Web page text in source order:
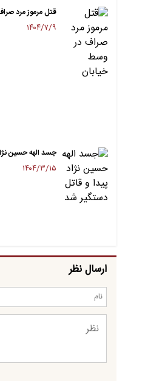
قتل مرموز مرد
۱۴۰۴/۷/۹
جسد الهه حسین‌
۱۴۰۴/۳/۱۵
ارسال نظر